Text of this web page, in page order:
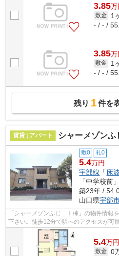
3.85万
敷金 1
- / - /
3.85万
敷金 1
- / - /
残り 1件を
賃貸 | アパート シャーメゾン
敷0 礼0
5.4万円
宇部線 「 床波
「中学校
築23年 /
山口県宇部
「シャーメゾンふじ Ⅰ棟」の物件情報
下さい。徒歩12分で駅へのアクセスが可
ートでイチオシの物件です。最上階の物...
5.4万円
敷金 0